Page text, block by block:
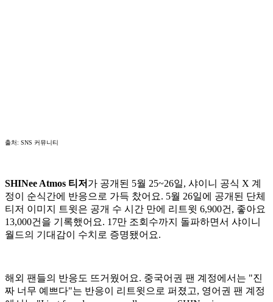
출처: SNS 커뮤니티
SHINee Atmos 티저 가 공개된 5월 25~26일, 샤이니 공식 X 계
정이 순식간에 반응으로 가득 찼어요. 5월 26일에 공개된 단체
티저 이미지 트윗은 공개 수 시간 만에 리트윗 6,900건, 좋아요
13,000건을 기록했어요. 17만 조회수까지 돌파하면서 샤이니
월드의 기대감이 수치로 증명됐어요.
해외 팬들의 반응도 뜨거웠어요. 중국어권 팬 계정에서는 "진
짜 너무 예쁘다"는 반응이 리트윗으로 퍼졌고, 영어권 팬 계정